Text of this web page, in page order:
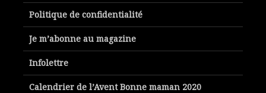
Politique de confidentialité
Je m’abonne au magazine
Infolettre
Calendrier de l’Avent Bonne maman 2020